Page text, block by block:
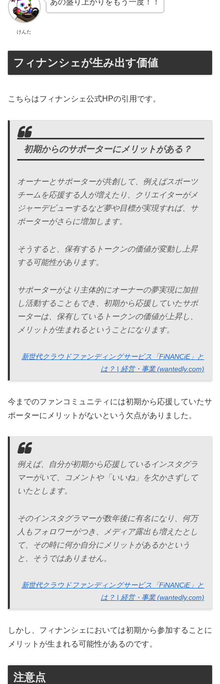
けんた
フィナンシェが生み出す価値
こちらはフィナンシェ公式HPの引用です。
初期からのサポーターにメリットがある？
オーナーとサポーターが共創して、例えばスポーツ
チームを応援する人が増えたり、クリエイターがメ
ジャーデビューするなど夢や目標が実現すれば、サ
ポーターがさらに増加します。
そうすると、保有するトークンの価値が変動し上昇
する可能性があります。
サポーターがより主体的にオーナーの夢実現に加担
し活動することもでき、初期から応援していたサポ
ーターは、保有しているトークンの価値が上昇し、
メリットが生まれるということになります。
新世代クラウドファンディングサービス「FiNANCiE」と
は？ | 経営・事業 (wantedly.com)
今までのファンコミュニティには初期から応援していたサ
ポーターにメリットがないという欠点がありました。
例えば、自分が初期から応援しているインスタグラ
マーがいて、コメントや「いいね」を欠かさずして
いたとします。
そのインスタグラマーが数年後に有名になり、何万
人もフォロワーがつき、メディア露出も増えたとし
て、その時に何か自分にメリットがあるかという
と、そうではありません。
新世代クラウドファンディングサービス「FiNANCiE」と
は？ | 経営・事業 (wantedly.com)
しかし、フィナンシェにおいては初期から参加することに
メリットが生まれる可能性があるのです。
注意点